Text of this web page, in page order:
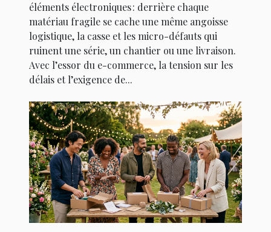
éléments électroniques : derrière chaque
matériau fragile se cache une même angoisse
logistique, la casse et les micro-défauts qui
ruinent une série, un chantier ou une livraison.
Avec l’essor du e-commerce, la tension sur les
délais et l’exigence de...